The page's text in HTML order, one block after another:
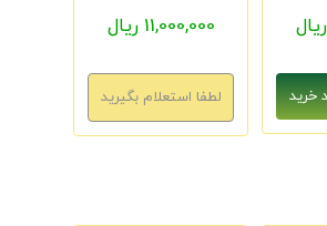
11,000,000 ریال